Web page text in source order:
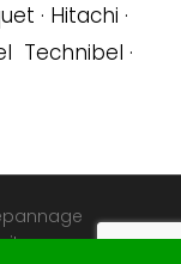
· Hitachi ·
Technibel ·